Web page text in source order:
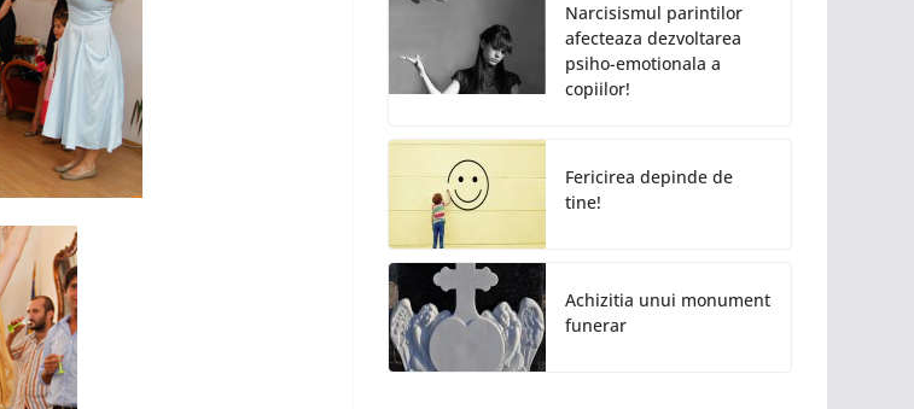
Narcisismul parintilor
afecteaza dezvoltarea
psiho-emotionala a
copiilor!
Fericirea depinde de
tine!
Achizitia unui monument
funerar